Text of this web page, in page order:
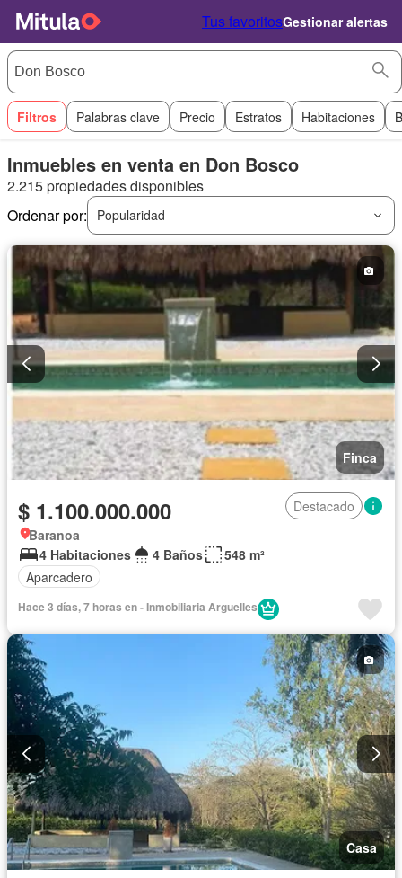
Tus favoritosGestionar alertas
Filtros Palabras clave Precio Estratos Habitaciones
Inmuebles en venta en Don Bosco
2.215 propiedades disponibles
Ordenar por:
Popularidad
Finca
$ 1.100.000.000
Destacado
Baranoa
4 Habitaciones
4 Baños
548 m²
Aparcadero
Hace 3 días, 7 horas en - Inmobiliaria Arguelles
Casa